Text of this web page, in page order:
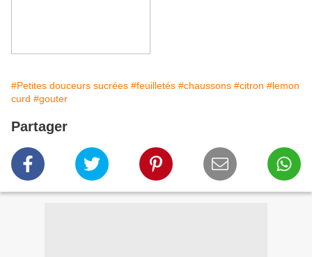
#Petites douceurs sucrées #feuilletés #chaussons #citron #lemon
curd #gouter
Partager